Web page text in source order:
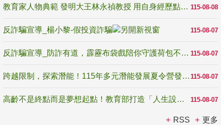
115-08-08
教育家人物典範 發明大王林永禎教授 用自身經歷點亮學生的路
115-08-07
反詐騙宣導_楊小黎-假投資詐騙
115-08-07
反詐騙宣導_防詐有道，霹靂布袋戲陪你守護荷包不受騙
115-08-07
跨越限制，探索潛能！115年多元潛能發展夏令營發掘生命無限可能
115-08-07
高齡不是終點而是夢想起點！教育部打造「人生設計夢工場」 參展第3屆高齡健康產業博覽會
RSS 更多